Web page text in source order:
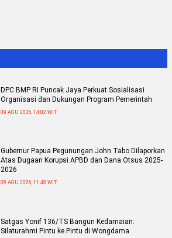
DPC BMP RI Puncak Jaya Perkuat Sosialisasi
Organisasi dan Dukungan Program Pemerintah
09 AGU 2026, 14:02 WIT
Gubernur Papua Pegunungan John Tabo Dilaporkan
Atas Dugaan Korupsi APBD dan Dana Otsus 2025-
2026
09 AGU 2026, 11:43 WIT
Satgas Yonif 136/TS Bangun Kedamaian:
Silaturahmi Pintu ke Pintu di Wongdama